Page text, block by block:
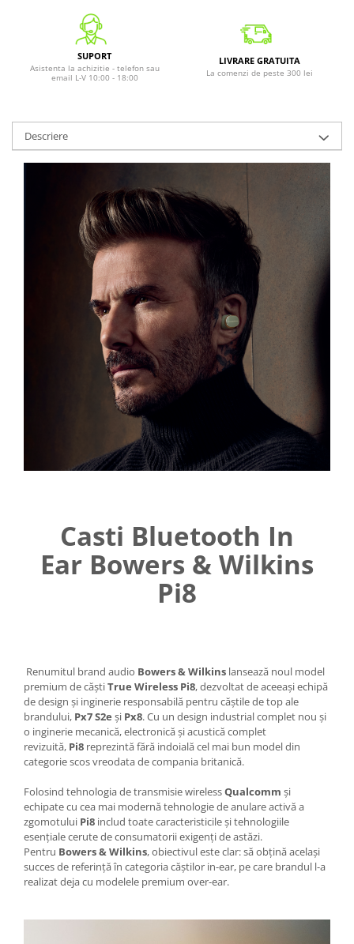
SUPORT
Asistenta la achizitie - telefon sau
email L-V 10:00 - 18:00
LIVRARE GRATUITA
La comenzi de peste 300 lei
Descriere
Casti Bluetooth In
Ear Bowers & Wilkins
Pi8
Renumitul brand audio Bowers & Wilkins lansează noul model
premium de căștiTrue Wireless Pi8, dezvoltat de aceeași echipă
de design și inginerie responsabilă pentru căștile de top ale
brandului, Px7 S2e și Px8. Cu un design industrial complet nou și
o inginerie mecanică, electronică și acustică complet
revizuită, Pi8 reprezintă fără indoială cel mai bun model din
categorie scos vreodata de compania britanică.
Folosind tehnologia de transmisie wirelessQualcomm și
echipate cu cea mai modernă tehnologie de anulare activă a
zgomotului Pi8 includ toate caracteristicile și tehnologiile
esențiale cerute de consumatorii exigenți de astăzi.
Pentru Bowers & Wilkins, obiectivul este clar: să obțină același
succes de referință în categoria căștilor in-ear, pe care brandul l-a
realizat deja cu modelele premium over-ear.